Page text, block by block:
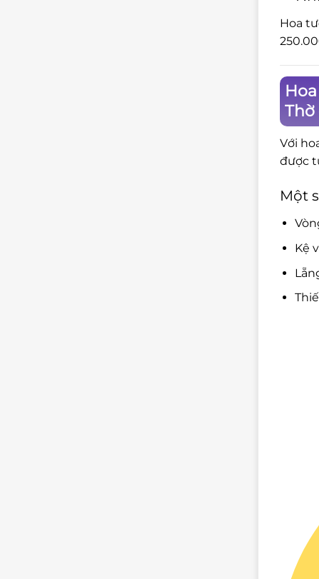
Hoa
Thờ
Với
được
Một
Kệ